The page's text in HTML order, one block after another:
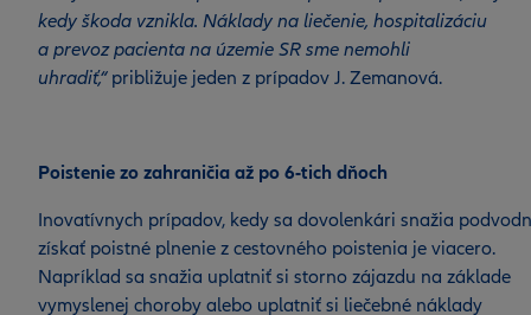
kedy škoda vznikla. Náklady na liečenie, hospitalizáciu
a prevoz pacienta na územie SR sme nemohli
uhradiť,“približuje jeden z prípadov J. Zemanová.
Poistenie zo zahraničia až po 6-tich dňoch
Inovatívnych prípadov, kedy sa dovolenkári snažia
získať poistné plnenie z cestovného poistenia je viacero.
Napríklad sa snažia uplatniť si storno zájazdu na základe
vymyslenej choroby alebo uplatniť si liečebné náklady